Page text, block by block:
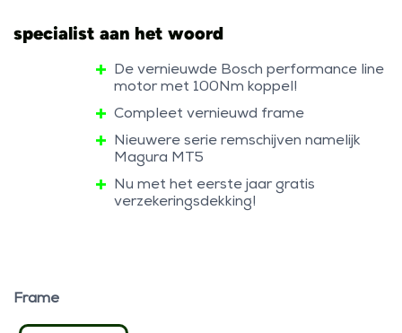
specialist aan het woord
De vernieuwde Bosch performance line
motor met 100Nm koppel!
Compleet vernieuwd frame
Nieuwere serie remschijven namelijk
Magura MT5
Nu met het eerste jaar gratis
verzekeringsdekking!
Frame